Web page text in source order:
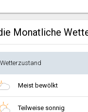
Monatliche
Wetterzustand
Meist bewölkt
Teilweise sonnig